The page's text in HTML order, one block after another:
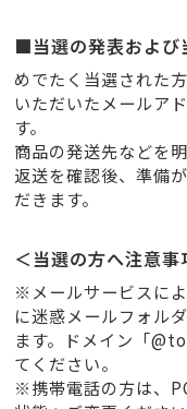
■当選の発表および
めでたく当選された
いただいたメールア
す。
商品の発送先などを
返送を確認後、準備
だきます。
＜当選の方へ注意事
※メールサービスに
に迷惑メールフォル
ます。ドメイン「
てください。
※携帯電話の方は、